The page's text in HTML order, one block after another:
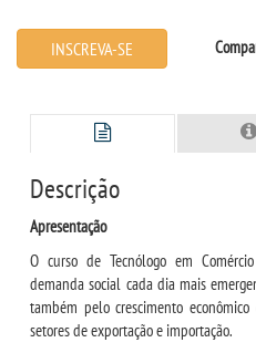
PUBLICAÇÕES
LOGIN
WEBMAIL
PORTAL DE ALUNOS
INSCREVA-SE
Descrição
Apresentação
O curso de Tecnólogo em
demanda social cada dia mais
também pelo crescimento
setores de exportação e importação.